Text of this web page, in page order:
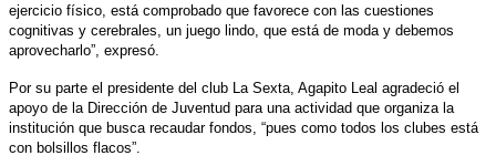
ejercicio físico, está comprobado que favorece con las cuestiones
cognitivas y cerebrales, un juego lindo, que está de moda y debemos
aprovecharlo”, expresó.
Por su parte el presidente del club La Sexta, Agapito Leal agradeció el
apoyo de la Dirección de Juventud para una actividad que organiza la
institución que busca recaudar fondos, “pues como todos los clubes está
con bolsillos flacos”.